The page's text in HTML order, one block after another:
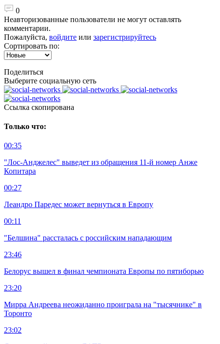
0
Неавторизованные пользователи не могут оставлять
комментарии.
Пожалуйста, войдите или зарегистрируйтесь
Сортировать по:
Поделиться
Выберите социальную сеть
Ccылка скопирована
Только что:
00:35
"Лос-Анджелес" выведет из обращения 11-й номер Анже
Копитара
00:27
Леандро Паредес может вернуться в Европу
00:11
"Белшина" рассталась с российским нападающим
23:46
Белорус вышел в финал чемпионата Европы по пятиборью
23:20
Мирра Андреева неожиданно проиграла на "тысячнике" в
Торонто
23:02